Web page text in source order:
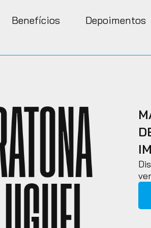
Benefícios Depoimentos